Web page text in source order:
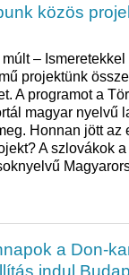
közös
–
projektünk
A programot a
magyar nyelvű
Honnan jött az
A szlovákok
a Don-
indul